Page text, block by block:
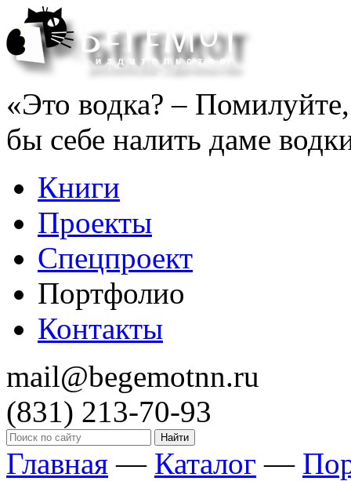
«Это водка? –
бы себе налить даме
Книги
Проекты
Спецпроект
Портфолио
Контакты
mail@begemotnn.ru
(831) 213-70-93
Главная — Каталог —